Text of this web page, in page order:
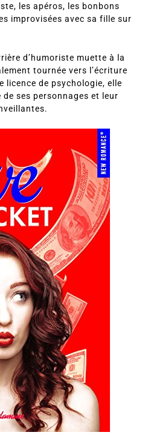
les apéros, les bonbons
improvisées avec sa fille sur
d’humoriste muette à la
tournée vers l’écriture
licence de psychologie, elle
ses personnages et leur